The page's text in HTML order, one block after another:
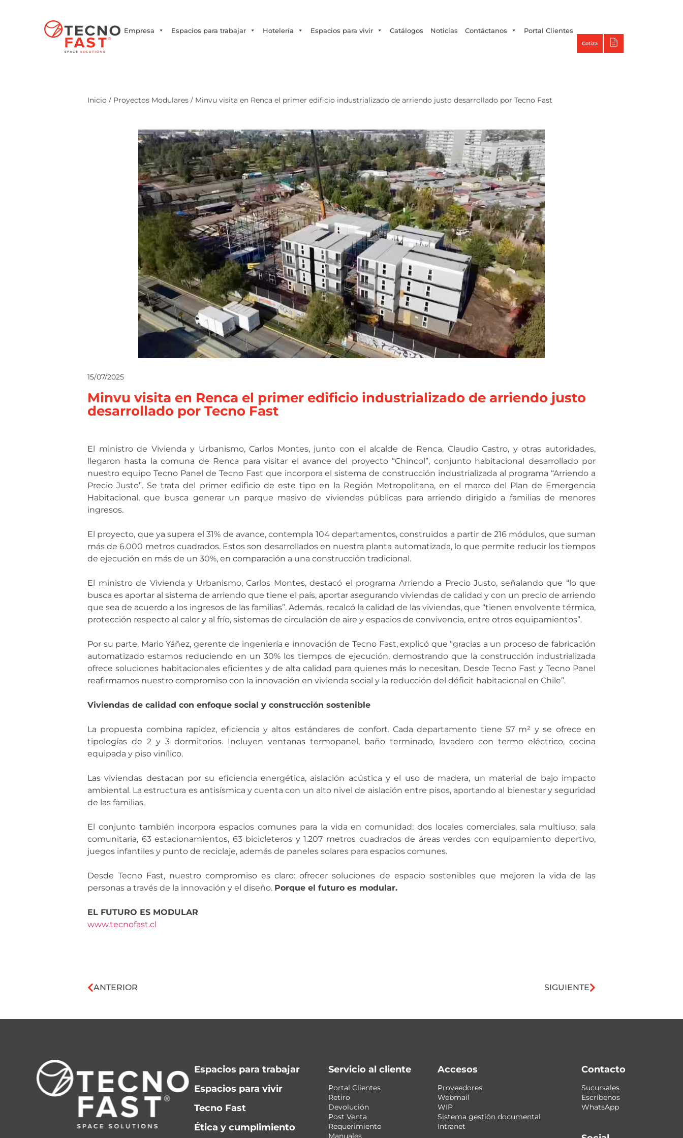
Empresa Espacios para trabajar Hotelería Espacios para vivir Catálogos Noticias Contáctanos Portal Clientes
Cotiza
Inicio / Proyectos Modulares / Minvu visita en Renca el primer edificio industrializado de arriendo justo desarrollado por Tecno Fast
15/07/2025
Minvu visita en Renca el primer edificio industrializado de arriendo justo
desarrollado por Tecno Fast
El ministro de Vivienda y Urbanismo, Carlos Montes, junto con el alcalde de Renca, Claudio Castro, y otras autoridades,
llegaron hasta la comuna de Renca para visitar el avance del proyecto “Chincol”, conjunto habitacional desarrollado por
nuestro equipo Tecno Panel de Tecno Fast que incorpora el sistema de construcción industrializada al programa “Arriendo a
Precio Justo”. Se trata del primer edificio de este tipo en la Región Metropolitana, en el marco del Plan de Emergencia
Habitacional, que busca generar un parque masivo de viviendas públicas para arriendo dirigido a familias de menores
ingresos.
El proyecto, que ya supera el 31% de avance, contempla 104 departamentos, construidos a partir de 216 módulos, que suman
más de 6.000 metros cuadrados. Estos son desarrollados en nuestra planta automatizada, lo que permite reducir los tiempos
de ejecución en más de un 30%, en comparación a una construcción tradicional.
El ministro de Vivienda y Urbanismo, Carlos Montes, destacó el programa Arriendo a Precio Justo, señalando que “lo que
busca es aportar al sistema de arriendo que tiene el país, aportar asegurando viviendas de calidad y con un precio de arriendo
que sea de acuerdo a los ingresos de las familias”. Además, recalcó la calidad de las viviendas, que “tienen envolvente térmica,
protección respecto al calor y al frío, sistemas de circulación de aire y espacios de convivencia, entre otros equipamientos”.
Por su parte, Mario Yáñez, gerente de ingeniería e innovación de Tecno Fast, explicó que “gracias a un proceso de fabricación
automatizado estamos reduciendo en un 30% los tiempos de ejecución, demostrando que la construcción industrializada
ofrece soluciones habitacionales eficientes y de alta calidad para quienes más lo necesitan. Desde Tecno Fast y Tecno Panel
reafirmamos nuestro compromiso con la innovación en vivienda social y la reducción del déficit habitacional en Chile”.
Viviendas de calidad con enfoque social y construcción sostenible
La propuesta combina rapidez, eficiencia y altos estándares de confort. Cada departamento tiene 57 m² y se ofrece en
tipologías de 2 y 3 dormitorios. Incluyen ventanas termopanel, baño terminado, lavadero con termo eléctrico, cocina
equipada y piso vinílico.
Las viviendas destacan por su eficiencia energética, aislación acústica y el uso de madera, un material de bajo impacto
ambiental. La estructura es antisísmica y cuenta con un alto nivel de aislación entre pisos, aportando al bienestar y seguridad
de las familias.
El conjunto también incorpora espacios comunes para la vida en comunidad: dos locales comerciales, sala multiuso, sala
comunitaria, 63 estacionamientos, 63 bicicleteros y 1.207 metros cuadrados de áreas verdes con equipamiento deportivo,
juegos infantiles y punto de reciclaje, además de paneles solares para espacios comunes.
Desde Tecno Fast, nuestro compromiso es claro: ofrecer soluciones de espacio sostenibles que mejoren la vida de las
personas a través de la innovación y el diseño. Porque el futuro es modular.
EL FUTURO ES MODULAR
www.tecnofast.cl
ANTERIOR SIGUIENTE
Espacios para trabajar
Espacios para vivir
Tecno Fast
Ética y cumplimiento
Servicio al cliente
Portal Clientes
Retiro
Devolución
Post Venta
Requerimiento
Manuales
Accesos
Proveedores
Webmail
WIP
Sistema gestión documental
Intranet
Contacto
Sucursales
Escríbenos
WhatsApp